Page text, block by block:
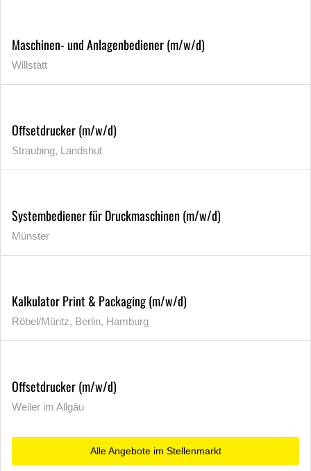
Maschinen- und Anlagenbediener (m/w/d)
Willstätt
Offsetdrucker (m/w/d)
Straubing, Landshut
Systembediener für Druckmaschinen (m/w/d)
Münster
Kalkulator Print & Packaging (m/w/d)
Röbel/Müritz, Berlin, Hamburg
Offsetdrucker (m/w/d)
Weiler im Allgäu
Alle Angebote im Stellenmarkt